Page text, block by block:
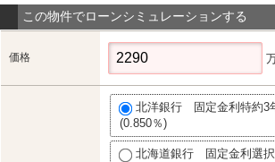
この物件でローンシミュレーションする
価格
北洋銀行 固定金利特約3
(0.850％)
北海道銀行 固定金利選